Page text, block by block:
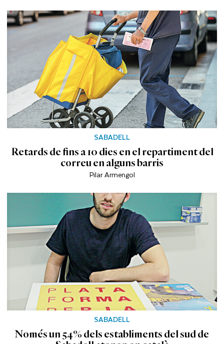
SABADELL
Retards de fins a 10 dies en el repartiment del
correu en alguns barris
Pilar Armengol
SABADELL
Només un 54% dels establiments del sud de